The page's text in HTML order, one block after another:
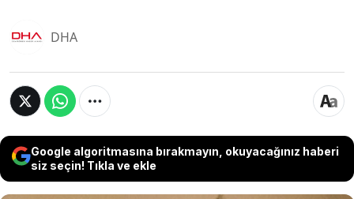
DHA
Google algoritmasına bırakmayın, okuyacağınız haberi
siz seçin! Tıkla ve ekle